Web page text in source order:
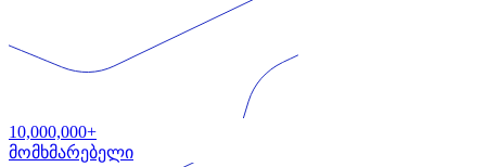
10,000,000+
მომხმარებელი